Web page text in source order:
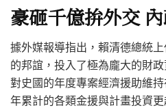
豪砸千億拚外交
據外媒報導指出，賴清德總統
的邦誼，投入了極為龐大的財
對史國的年度專案經濟援助維
年累計的各類金援與計畫投資